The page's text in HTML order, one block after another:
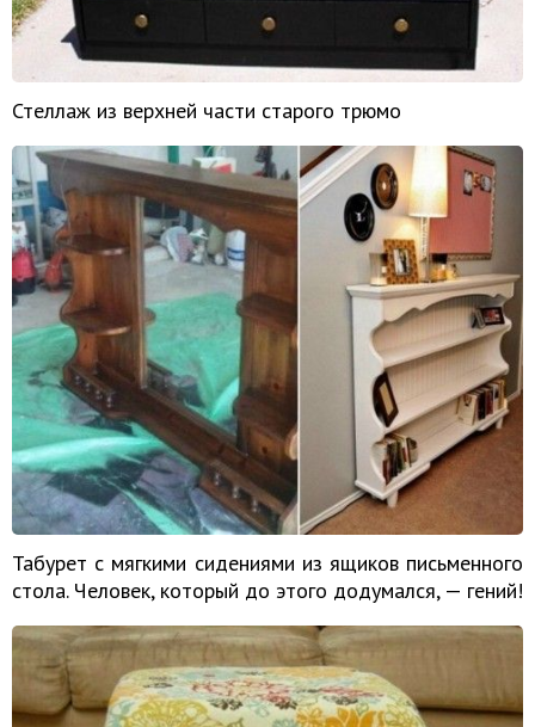
Стеллаж из верхней части старого трюмо
Табурет с мягкими сидениями из ящиков письменного
стола. Человек, который до этого додумался, — гений!